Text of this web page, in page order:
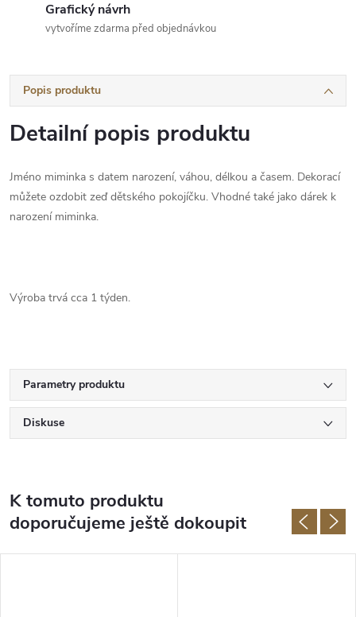
Grafický návrh
vytvoříme zdarma před objednávkou
Popis produktu
Detailní popis produktu
Jméno miminka s datem narození, váhou, délkou a časem. Dekorací
můžete ozdobit zeď dětského pokojíčku. Vhodné také jako dárek k
narození miminka.
Výroba trvá cca 1 týden.
Parametry produktu
Diskuse
K tomuto produktu
doporučujeme ještě dokoupit